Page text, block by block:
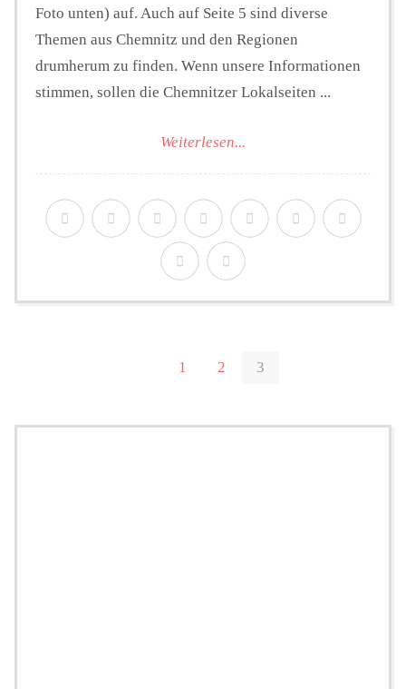
Foto unten) auf. Auch auf Seite 5 sind diverse
Themen aus Chemnitz und den Regionen
drumherum zu finden. Wenn unsere Informationen
stimmen, sollen die Chemnitzer Lokalseiten ...
Weiterlesen...
1 2 3